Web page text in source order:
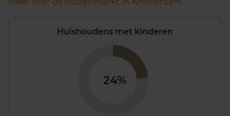
Huishoudens met kinderen
24%